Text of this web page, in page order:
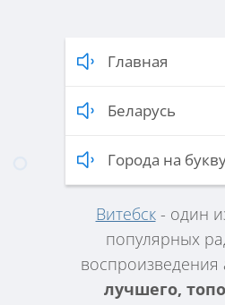
Главная
Беларусь
Города на
Витебск- один
популярных
воспроизведения
лучшего,